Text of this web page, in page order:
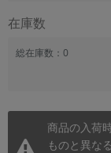
在庫数
総在庫数：0
商品の入荷
ものと異な